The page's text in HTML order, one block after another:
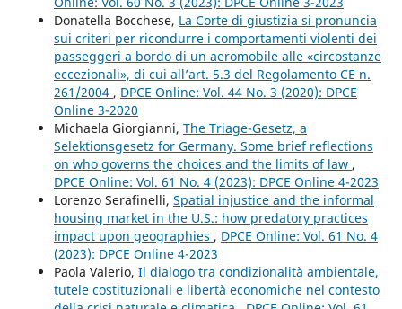
Donatella Bocchese, La Corte di giustizia si pronuncia
sui criteri per ricondurre i comportamenti violenti dei
passeggeri a bordo di un aeromobile alle «circostanze
eccezionali», di cui all’art. 5.3 del Regolamento CE n.
261/2004 , DPCE Online: Vol. 44 No. 3 (2020): DPCE
Online 3-2020
Michaela Giorgianni, The Triage-Gesetz, a
Selektionsgesetz for Germany. Some brief reflections
on who governs the choices and the limits of law ,
DPCE Online: Vol. 61 No. 4 (2023): DPCE Online 4-2023
Lorenzo Serafinelli, Spatial injustice and the informal
housing market in the U.S.: how predatory practices
impact upon geographies , DPCE Online: Vol. 61 No. 4
(2023): DPCE Online 4-2023
Paola Valerio, Il dialogo tra condizionalità ambientale,
tutele costituzionali e libertà economiche nel contesto